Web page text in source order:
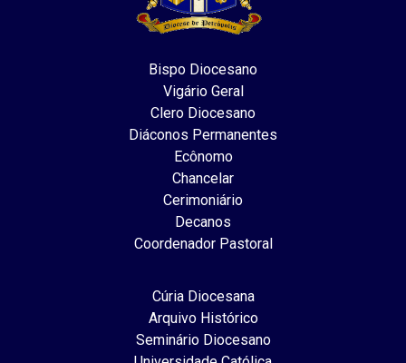
Bispo Diocesano
Vigário Geral
Clero Diocesano
Diáconos Permanentes
Ecônomo
Chancelar
Cerimoniário
Decanos
Coordenador Pastoral
Cúria Diocesana
Arquivo Histórico
Seminário Diocesano